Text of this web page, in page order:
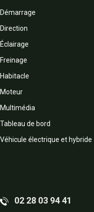
Démarrage
Direction
Éclairage
Freinage
Habitacle
Moteur
Multimédia
Tableau de bord
Véhicule électrique et hybride
02 28 03 94 41